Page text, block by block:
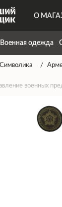
О
ДОСТАВКА
КОНТАКТЫ
ГАРАНТИЯ
Военная одежда
Символика
военных